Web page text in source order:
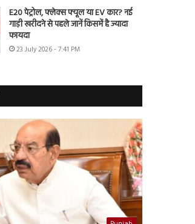
E20 पेट्रोल, फ्लेक्स फ्यूल या EV कार? नई
गाड़ी खरीदने से पहले जानें किसमें है ज्यादा
फायदा
23 July 2026 - 7:41 PM